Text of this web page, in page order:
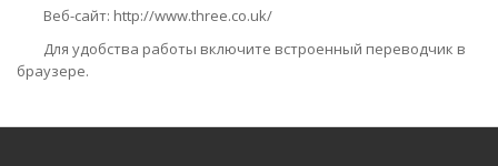
Веб-сайт: http://www.three.co.uk/
Для удобства работы включите встроенный переводчик в
браузере.